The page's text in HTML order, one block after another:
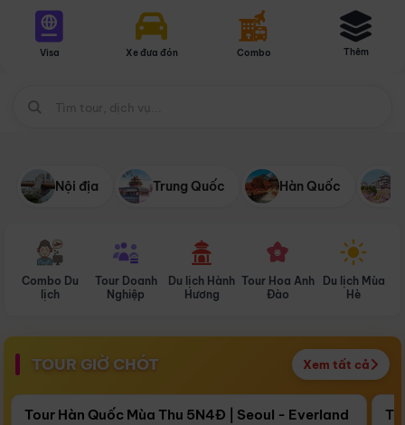
Visa Xe đưa đón Combo Thêm
Nội địa Trung Quốc Hàn Quốc
Combo Du
lịch
Tour Doanh
Nghiệp
Du lịch Hành
Hương
Tour Hoa Anh
Đào
Du lịch Mùa
Hè
TOUR GIỜ CHÓT Xem tất cả
Còn17 ngày 13:56:31
Điểm nổi bật
Tour Hàn Quốc Mùa Thu 5N4Đ | Seoul - Everland